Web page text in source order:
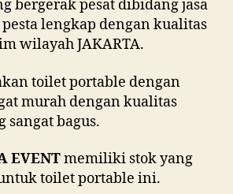
bergerak pesat dibidang jasa
lengkap dengan kualitas
wilayah JAKARTA.
toilet portable dengan
murah dengan kualitas
sangat bagus.
EVENTmemiliki stok yang
toilet portable ini.